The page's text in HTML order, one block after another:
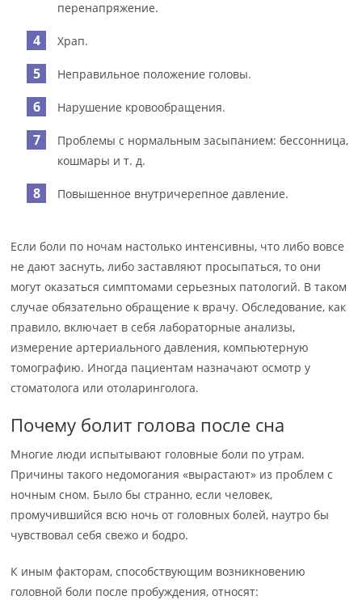
перенапряжение.
Храп.
Неправильное положение головы.
Нарушение кровообращения.
Проблемы с нормальным засыпанием: бессонница,
кошмары и т. д.
Повышенное внутричерепное давление.
Если боли по ночам настолько интенсивны, что либо вовсе
не дают заснуть, либо заставляют просыпаться, то они
могут оказаться симптомами серьезных патологий. В таком
случае обязательно обращение к врачу. Обследование, как
правило, включает в себя лабораторные анализы,
измерение артериального давления, компьютерную
томографию. Иногда пациентам назначают осмотр у
стоматолога или отоларинголога.
Почему болит голова после сна
Многие люди испытывают головные боли по утрам.
Причины такого недомогания «вырастают» из проблем с
ночным сном. Было бы странно, если человек,
промучившийся всю ночь от головных болей, наутро бы
чувствовал себя свежо и бодро.
К иным факторам, способствующим возникновению
головной боли после пробуждения, относят: